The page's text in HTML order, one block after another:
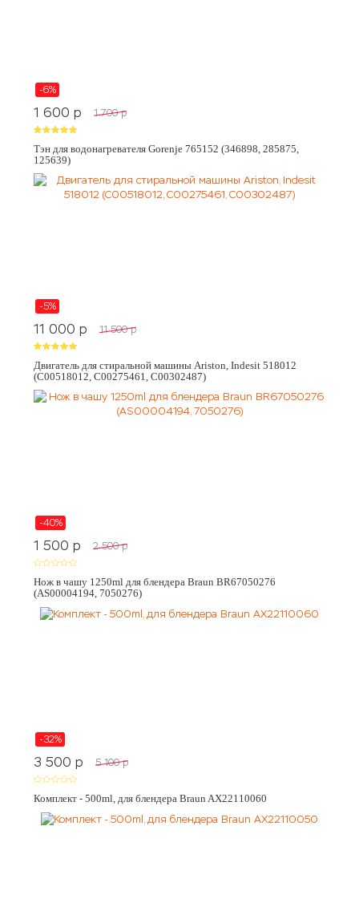
-6%
1 600 p 1 700 p
Тэн для водонагревателя Gorenje 765152 (346898, 285875,
125639)
-5%
11 000 p 11 500 p
Двигатель для стиральной машины Ariston, Indesit 518012
(C00518012, C00275461, C00302487)
-40%
1 500 p 2 500 p
Нож в чашу 1250ml для блендера Braun BR67050276
(AS00004194, 7050276)
-32%
3 500 p 5 100 p
Комплект - 500ml, для блендера Braun AX22110060